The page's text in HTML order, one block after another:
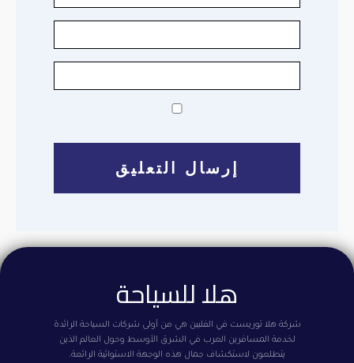
هلا للسياحة
شركة هلا توريست في الفلبين هي من أولى شركات السياحة الرائدة
لخدمة المسافرين العرب في الشرق الأوسط وحول العالم الذين
يتطلعون لاستكشاف جمال هذه الوجهة الاستوائية الرائعة.